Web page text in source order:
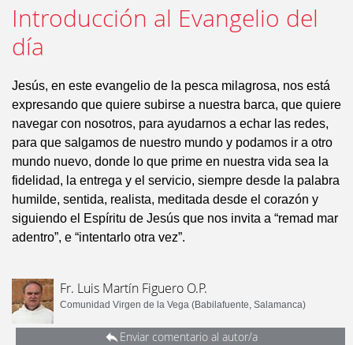
Introducción al Evangelio del
día
Jesús, en este evangelio de la pesca milagrosa, nos está
expresando que quiere subirse a nuestra barca, que quiere
navegar con nosotros, para ayudarnos a echar las redes,
para que salgamos de nuestro mundo y podamos ir a otro
mundo nuevo, donde lo que prime en nuestra vida sea la
fidelidad, la entrega y el servicio, siempre desde la palabra
humilde, sentida, realista, meditada desde el corazón y
siguiendo el Espíritu de Jesús que nos invita a “remad mar
adentro”, e “intentarlo otra vez”.
Fr. Luis Martín Figuero O.P.
Comunidad Virgen de la Vega (Babilafuente, Salamanca)
Enviar comentario al autor/a